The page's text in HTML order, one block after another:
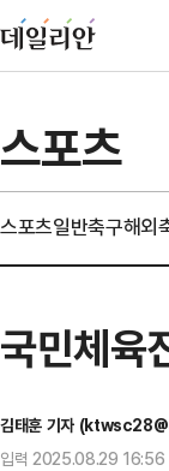
스포츠
스포츠일반축구해외
국민체육
김태훈 기자
입력 2025.08.29